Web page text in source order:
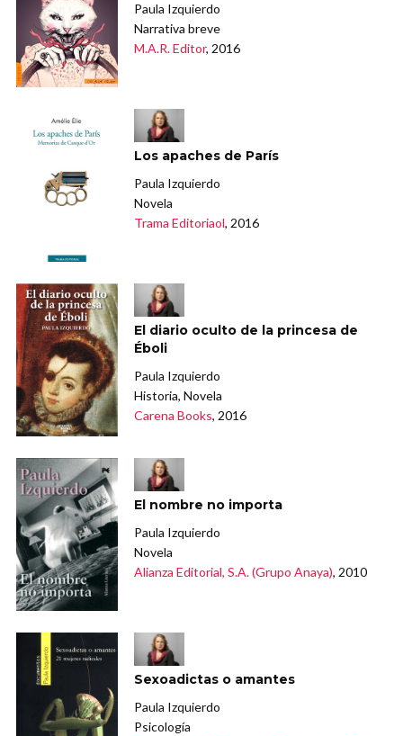
Paula Izquierdo
Narrativa breve
M.A.R. Editor, 2016
Los apaches de París
Paula Izquierdo
Novela
Trama Editoriaol, 2016
El diario oculto de la princesa de
Éboli
Paula Izquierdo
Historia, Novela
Carena Books, 2016
El nombre no importa
Paula Izquierdo
Novela
Alianza Editorial, S.A. (Grupo Anaya), 2010
Sexoadictas o amantes
Paula Izquierdo
Psicología